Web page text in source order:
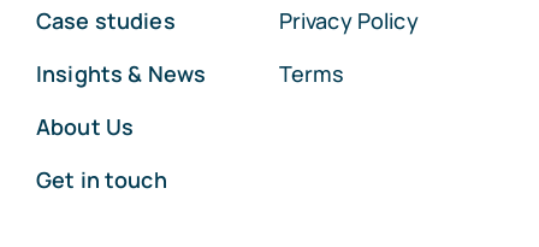
Case studies
Insights & News
About Us
Get in touch
Privacy Policy
Terms